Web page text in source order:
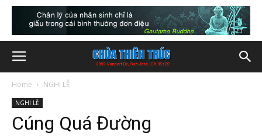
Home NGHI LỄ
NGHI LỄ
Cúng Quá Đường